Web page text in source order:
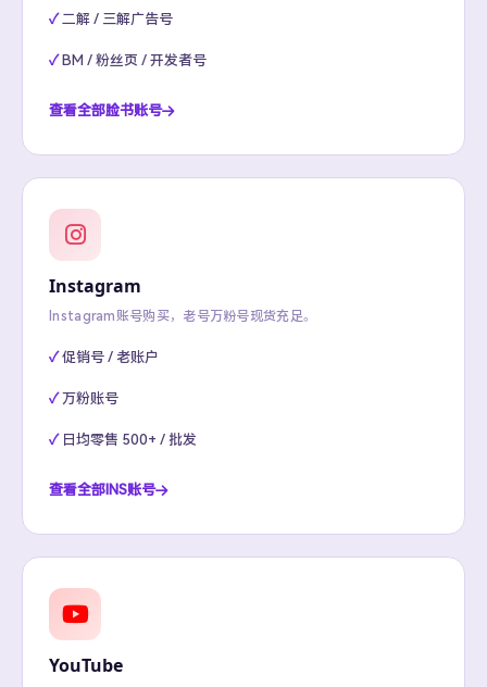
二解 / 三解广告号
BM / 粉丝页 / 开发者号
查看全部脸书账号
Instagram
Instagram账号购买，老号万粉号现货充足。
促销号 / 老账户
万粉账号
日均零售 500+ / 批发
查看全部INS账号
YouTube